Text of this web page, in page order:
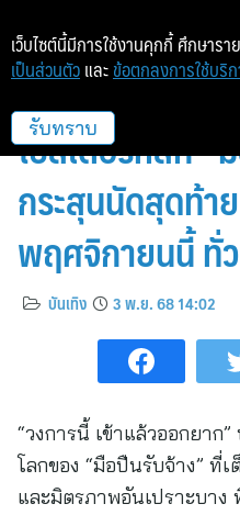
M STUDIO และ
โปสเตอร์หลัก
กระสุนนัดสุดท้า
พฤศจิกายนนี้ ทั่
บันเทิง 3 พ.ย. 68 14:02
“วงการนี้ เข้าแล้วออกยาก
โลกของ “มือปืนรับจ้าง” ที่
และมิตรภาพอันเปราะบาง
เว็บไซต์นี้มีการใช้งานคุกกี้ ศึกษารา
เป็นส่วนตัว และ ข้อตกลงการใช้บริก
รับทราบ